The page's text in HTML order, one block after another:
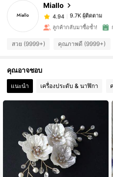
Miallo
4.94
9.7K ผู้ติดตาม
1 วันที่ผ่านมา
4.94 9.7K ผู้ติดตาม
4.94 9.7K ผู้ติดตาม
4.94 9.7K ผู้ติดตาม
ลูกค้ากลับมาซื้อซ้ำ!
สวย (9999+) คุณภาพดี (9999+)
คุณอาจชอบ
แนะนำ เครื่องประดับ & นาฬิกา